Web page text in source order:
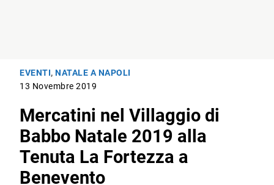
EVENTI,NATALE A NAPOLI
13 Novembre 2019
Mercatini nel Villaggio di
Babbo Natale 2019 alla
Tenuta La Fortezza a
Benevento